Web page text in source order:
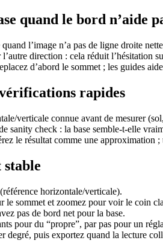
quand le bord n’aide
l’image n’a pas de ligne droite
direction : cela réduit l’hésitation
d’abord le sommet ; les guides
rapides
verticale connue avant de mesurer
sanity check : la base semble-t-elle
le résultat comme une approximation
horizontale/verticale).
le sommet et zoomez pour voir le coin
pas de bord net pour la base.
pour du “propre”, par pas pour un
degré, puis exportez quand la lecture